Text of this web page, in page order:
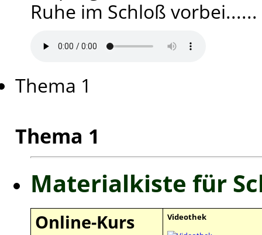
Ruhe im Schloß vorbei......
Thema 1
Thema 1
Materialkiste für
Online-Kurs Videothek